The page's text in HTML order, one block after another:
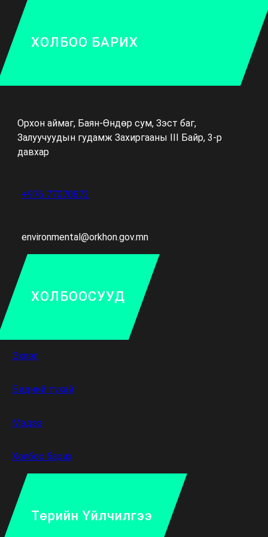
ХОЛБОО БАРИХ
Орхон аймаг, Баян-Өндөр сум, Зэст баг,
Залуучуудын гудамж Захиргааны III Байр, 3-р
давхар
+976 77070872
environmental@orkhon.gov.mn
ХОЛБООСУУД
Эхлэл
Бидний тухай
Мэдээ
Холбоо барих
Төрийн Үйлчилгээ